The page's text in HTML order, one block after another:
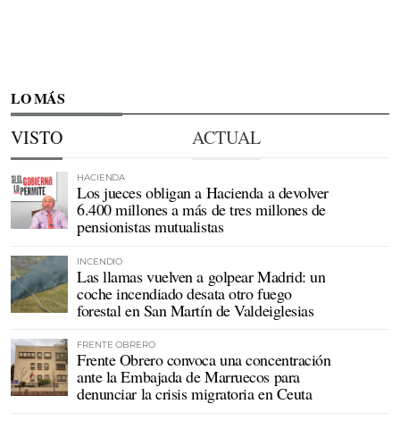
LO MÁS
VISTO ACTUAL
HACIENDA
Los jueces obligan a Hacienda a devolver
6.400 millones a más de tres millones de
pensionistas mutualistas
INCENDIO
Las llamas vuelven a golpear Madrid: un
coche incendiado desata otro fuego
forestal en San Martín de Valdeiglesias
FRENTE OBRERO
Frente Obrero convoca una concentración
ante la Embajada de Marruecos para
denunciar la crisis migratoria en Ceuta